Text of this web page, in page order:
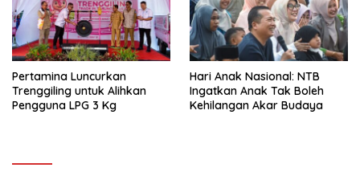
Pertamina Luncurkan
Trenggiling untuk Alihkan
Pengguna LPG 3 Kg
Hari Anak Nasional: NTB
Ingatkan Anak Tak Boleh
Kehilangan Akar Budaya